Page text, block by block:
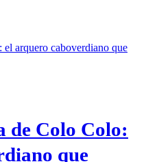
de Colo Colo:
que